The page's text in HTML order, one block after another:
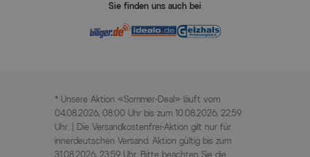
Sie finden uns auch bei
* Unsere Aktion «Sommer-Deal» läuft vom
04.08.2026, 08:00 Uhr bis zum 10.08.2026, 22:59
Uhr. | Die Versandkostenfrei-Aktion gilt nur für
innerdeutschen Versand. Aktion gültig bis zum
31.08.2026, 23:59 Uhr. Bitte beachten Sie die